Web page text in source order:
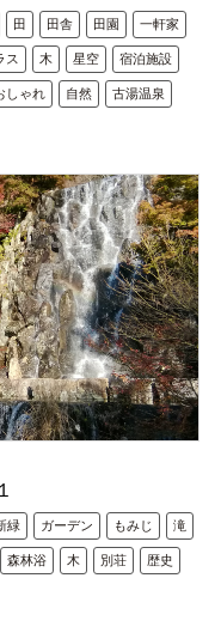
田 田舎 田園 一軒家
ス 木 星空 宿泊施設
しゃれ 自然 古湯温泉
緑 ガーデン もみじ 滝
森林浴 木 別荘 歴史